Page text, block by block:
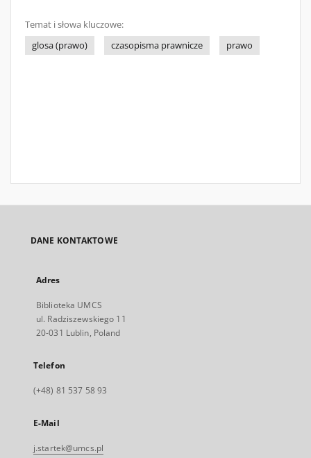
Temat i słowa kluczowe:
glosa (prawo)
czasopisma prawnicze prawo
DANE KONTAKTOWE
Adres
Biblioteka UMCS
ul. Radziszewskiego 11
20-031 Lublin, Poland
Telefon
(+48) 81 537 58 93
E-Mail
j.startek@umcs.pl